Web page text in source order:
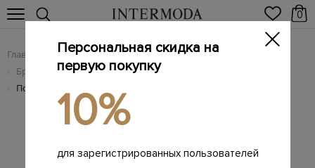
0
Главная Женщинам / Брендовые женские аксессуары
/ Брендовые женские ремни
/ Поясной ремень из кожи с литой прямоугольной пряжкой
Персональная скидка на
первую покупку
10%
для зарегистрированных пользователей